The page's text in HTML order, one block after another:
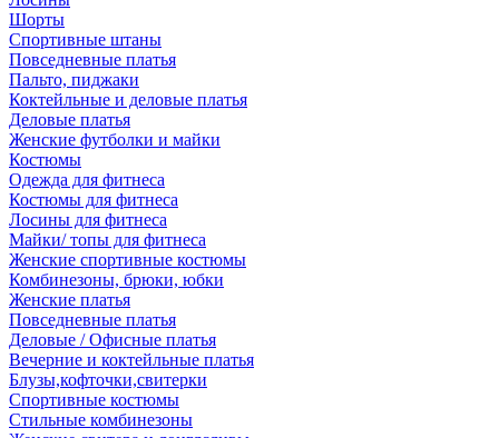
Шорты
Спортивные штаны
Повседневные платья
Пальто, пиджаки
Коктейльные и деловые платья
Деловые платья
Женские футболки и майки
Костюмы
Одежда для фитнеса
Костюмы для фитнеса
Лосины для фитнеса
Майки/ топы для фитнеса
Женские спортивные костюмы
Комбинезоны, брюки, юбки
Женские платья
Повседневные платья
Деловые / Офисные платья
Вечерние и коктейльные платья
Блузы,кофточки,свитерки
Спортивные костюмы
Стильные комбинезоны